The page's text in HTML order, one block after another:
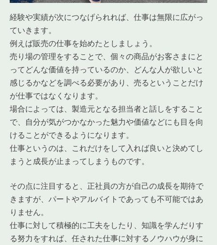
経験や実績が次につなげられれば、仕事は無限に広がっ
ていきます。
例えば販売の仕事を始めたとしましょう。
売り場の管理をすることで、個々の商品がお客さまにと
ってどんな価値を持っているのか、どんな人が欲しいと
感じるかなどを調べる必要があり、売るということだけ
が仕事ではなくなります。
場合によっては、製造元となる担当者と話しをすること
で、自分が気がつかなかった魅力や価値などにも目を向
けることができるようになります。
仕事というのは、これだけをして入れば良いと決めてし
まうと成長が止まってしまうものです。
その点に注目すると、正社員の方が自己の成長を期待で
きますが、パートやアルバイトであっても不可能ではあ
りません。
仕事に対して積極的に工夫をしたり、知識を学んだりす
る努力をすれば、任された仕事に対するノウハウが身に